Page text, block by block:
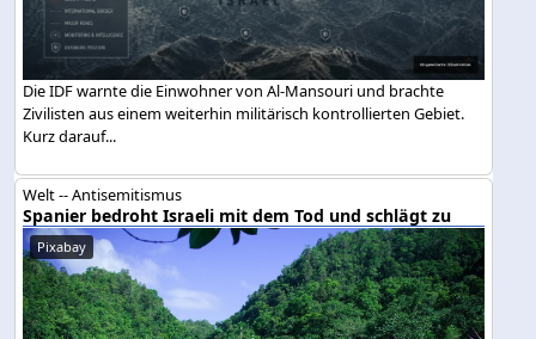
Die IDF warnte die Einwohner von Al-Mansouri und brachte
Zivilisten aus einem weiterhin militärisch kontrollierten Gebiet.
Kurz darauf...
Welt -- Antisemitismus
Spanier bedroht Israeli mit dem Tod und schlägt zu
Pixabay